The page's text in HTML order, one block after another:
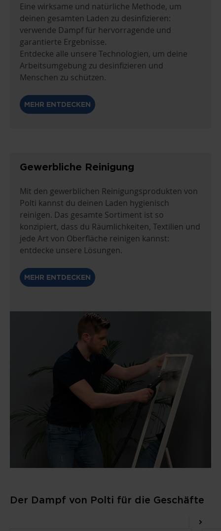
Eine wirksame und natürliche Methode, um
deinen gesamten Laden zu desinfizieren:
verwende Dampf für hervorragende und
garantierte Ergebnisse.
Entdecke alle unsere Technologien, um deine
Arbeitsumgebung zu desinfizieren und
Menschen zu schützen.
MEHR ENTDECKEN
Gewerbliche Reinigung
Mit den gewerblichen Reinigungsprodukten von
Polti kannst du deinen Laden hygienisch
reinigen. Das gesamte Sortiment ist so
konzipiert, dass du Räumlichkeiten, Textilien und
jede Art von Oberfläche reinigen kannst:
entdecke unsere Lösungen.
MEHR ENTDECKEN
Der Dampf von Polti für die Geschäfte